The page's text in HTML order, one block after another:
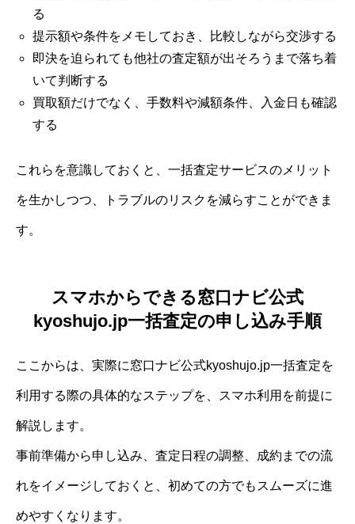
る
提示額や条件をメモしておき、比較しながら交渉する
即決を迫られても他社の査定額が出そろうまで落ち着
いて判断する
買取額だけでなく、手数料や減額条件、入金日も確認
する
これらを意識しておくと、一括査定サービスのメリット
を生かしつつ、トラブルのリスクを減らすことができま
す。
スマホからできる窓口ナビ公式
kyoshujo.jp一括査定の申し込み手順
ここからは、実際に窓口ナビ公式kyoshujo.jp一括査定を
利用する際の具体的なステップを、スマホ利用を前提に
解説します。
事前準備から申し込み、査定日程の調整、成約までの流
れをイメージしておくと、初めての方でもスムーズに進
めやすくなります。